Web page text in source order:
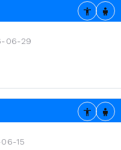
06-29
15